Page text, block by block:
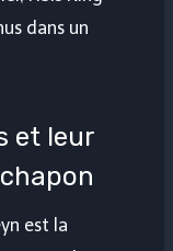
dans un
et leur
est la